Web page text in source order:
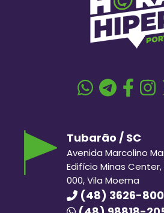
Tubarão / SC
Avenida Marcolino
Edifício Minas
000, Vila Moema
(48) 3626-